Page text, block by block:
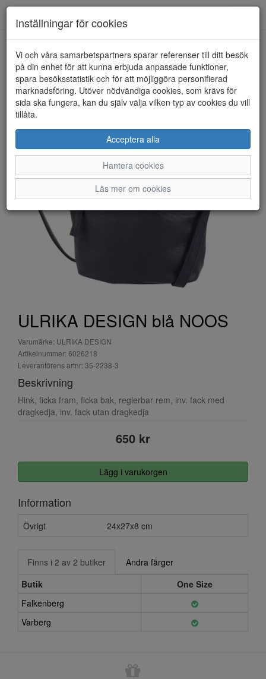
HEM ULRIKA DESIGN
ULRIKA DESIGN blå NOOS
Varumärke: ULRIKA DESIGN
Artikelnummer: 6026218
Leverantörens artnr: 35-2238-3
Beskrivning
Hink, ficka fram, ficka bak, reglerbar rem, inv. fack med
dragkedja, inv. fack utan dragkedja
650 kr
Lägg i varukorgen
Information
Övrigt 24x27x8 cm
Finns i 2 av 2 butiker
Andra färger
Butik
One Size
Falkenberg
Varberg
Inställningar för cookies
Vi och våra samarbetspartners sparar referenser till ditt besök
på din enhet för att kunna erbjuda anpassade funktioner,
spara besöksstatistik och för att möjliggöra personifierad
marknadsföring. Utöver nödvändiga cookies, som krävs för
sida ska fungera, kan du själv välja vilken typ av cookies du vill
tillåta.
Acceptera alla
Hantera cookies
Läs mer om cookies